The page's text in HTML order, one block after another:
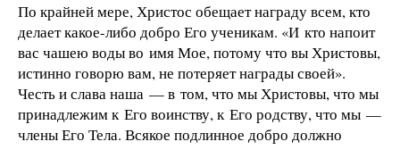
По крайней мере, Христос обещает награду всем, кто
делает какое-либо добро Его ученикам. «И кто напоит
вас чашею воды во имя Мое, потому что вы Христовы,
истинно говорю вам, не потеряет награды своей».
Честь и слава наша — в том, что мы Христовы, что мы
принадлежим к Его воинству, к Его родству, что мы —
члены Его Тела. Всякое подлинное добро должно